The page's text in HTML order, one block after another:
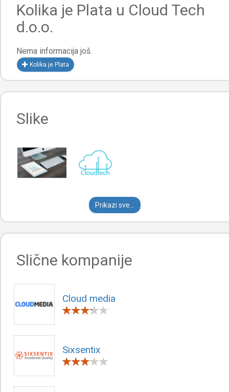
Kolika je Plata u Cloud Tech
d.o.o.
Nema informacija još.
Kolika je Plata
Slike
Prikazi sve...
Slične kompanije
Cloud media
Sixsentix